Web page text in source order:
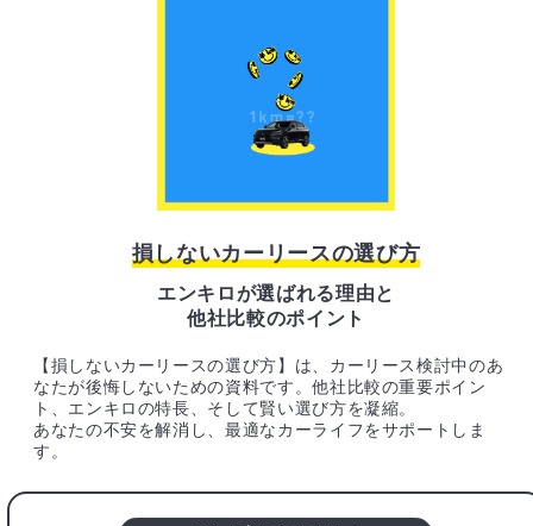
損しないカーリースの選び方
エンキロが選ばれる理由と
他社比較のポイント
【損しないカーリースの選び方】は、カーリース検討中のあ
なたが後悔しないための資料です。他社比較の重要ポイン
ト、エンキロの特長、そして賢い選び方を凝縮。
あなたの不安を解消し、最適なカーライフをサポートしま
す。